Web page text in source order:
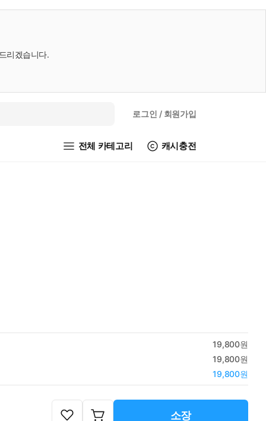
리겠습니다.
로그인 / 회원가입
전체 카테고리 캐시충전
19,800원
19,800원
19,800원
소장